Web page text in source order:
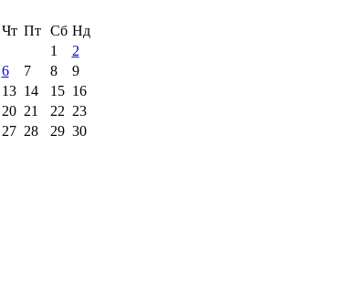
Чт Пт Сб Нд
1
2
6 7 8
9
13 14 15 16
20 21 22 23
27 28 29 30